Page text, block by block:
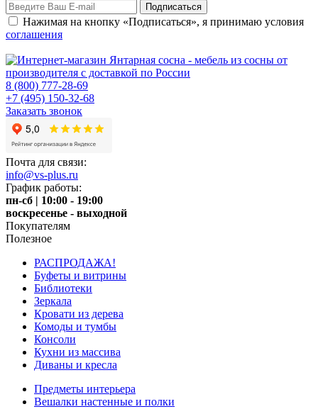
Нажимая на кнопку «Подписаться», я принимаю условия
соглашения
8 (800) 777-28-69
+7 (495) 150-32-68
Заказать звонок
Почта для связи:
info@vs-plus.ru
График работы:
пн-сб | 10:00 - 19:00
воскресенье - выходной
Покупателям
Полезное
РАСПРОДАЖА!
Буфеты и витрины
Библиотеки
Зеркала
Кровати из дерева
Комоды и тумбы
Консоли
Кухни из массива
Диваны и кресла
Предметы интерьера
Вешалки настенные и полки